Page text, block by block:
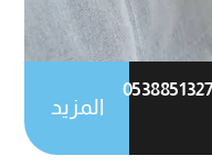
المزيد